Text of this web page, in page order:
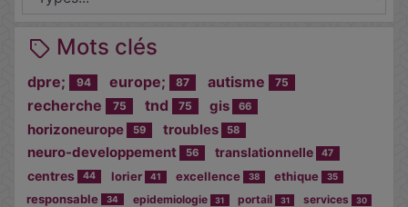
Mots clés
dpre; 94 europe; 87 autisme 75
recherche 75 tnd 75 gis 66
horizoneurope 59 troubles 58
neuro-developpement 56 translationnelle 47
centres 44 lorier 41 excellence 38 ethique 35
responsable 34 epidemiologie 31 portail 31 services 30